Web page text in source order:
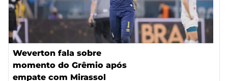
Weverton fala sobre
momento do Grêmio após
empate com Mirassol